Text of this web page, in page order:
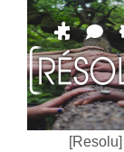
[Resolu]